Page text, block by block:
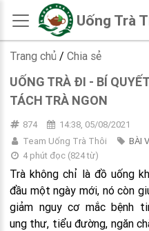
Uống Trà
Trang chủ / Chia sẻ
UỐNG TRÀ ĐI - BÍ
TÁCH TRÀ NGON
874
14:38, 05/08/2021
Team Uống Trà Thôi
BÀI
4 phút đọc(824từ)
Trà không chỉ là đồ uống
đầu một ngày mới, nó còn
giảm nguy cơ mắc bệnh
ung thư, tiểu đường, ngăn